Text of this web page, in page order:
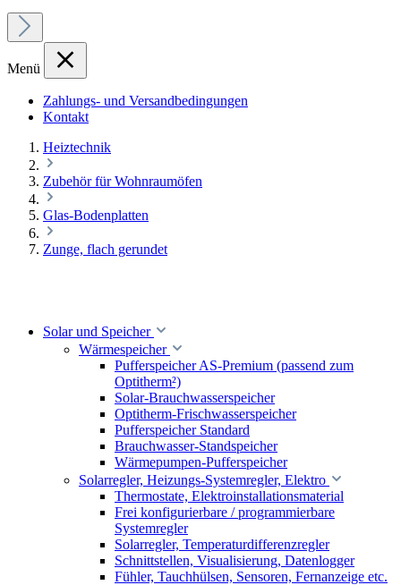
Menü
Zahlungs- und Versandbedingungen
Kontakt
Heiztechnik
Zubehör für Wohnraumöfen
Glas-Bodenplatten
Zunge, flach gerundet
Solar und Speicher
Wärmespeicher
Pufferspeicher AS-Premium (passend zum
Optitherm²)
Solar-Brauchwasserspeicher
Optitherm-Frischwasserspeicher
Pufferspeicher Standard
Brauchwasser-Standspeicher
Wärmepumpen-Pufferspeicher
Solarregler, Heizungs-Systemregler, Elektro
Thermostate, Elektroinstallationsmaterial
Frei konfigurierbare / programmierbare
Systemregler
Solarregler, Temperaturdifferenzregler
Schnittstellen, Visualisierung, Datenlogger
Fühler, Tauchhülsen, Sensoren, Fernanzeige etc.